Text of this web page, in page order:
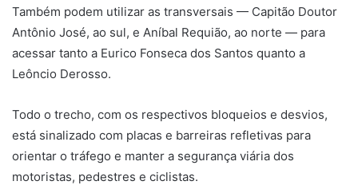
Também podem utilizar as transversais — Capitão Doutor
Antônio José, ao sul, e Aníbal Requião, ao norte — para
acessar tanto a Eurico Fonseca dos Santos quanto a
Leôncio Derosso.
Todo o trecho, com os respectivos bloqueios e desvios,
está sinalizado com placas e barreiras refletivas para
orientar o tráfego e manter a segurança viária dos
motoristas, pedestres e ciclistas.